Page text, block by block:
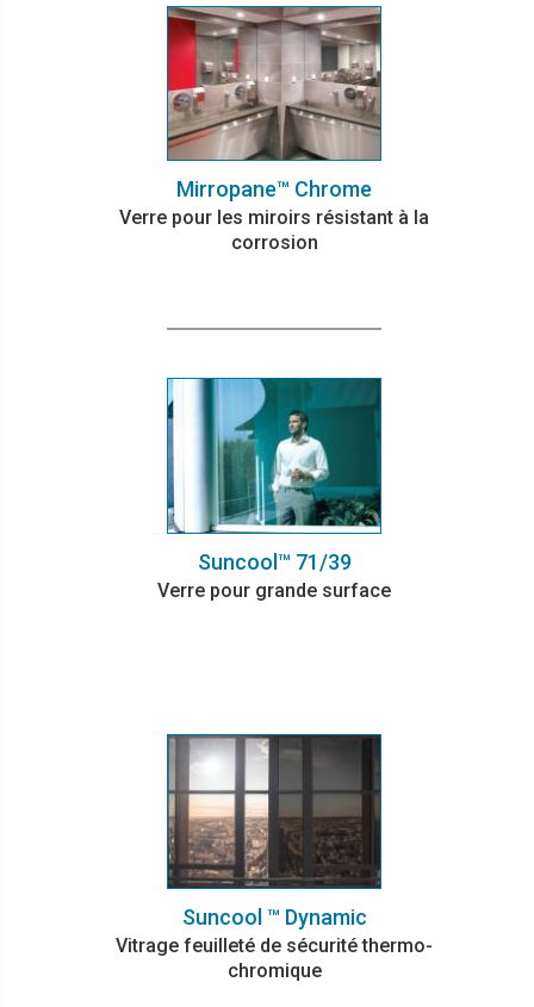
Mirropane™ Chrome
Verre pour les miroirs résistant à la
corrosion
Suncool™ 71/39
Verre pour grande surface
Suncool ™ Dynamic
Vitrage feuilleté de sécurité thermo-
chromique